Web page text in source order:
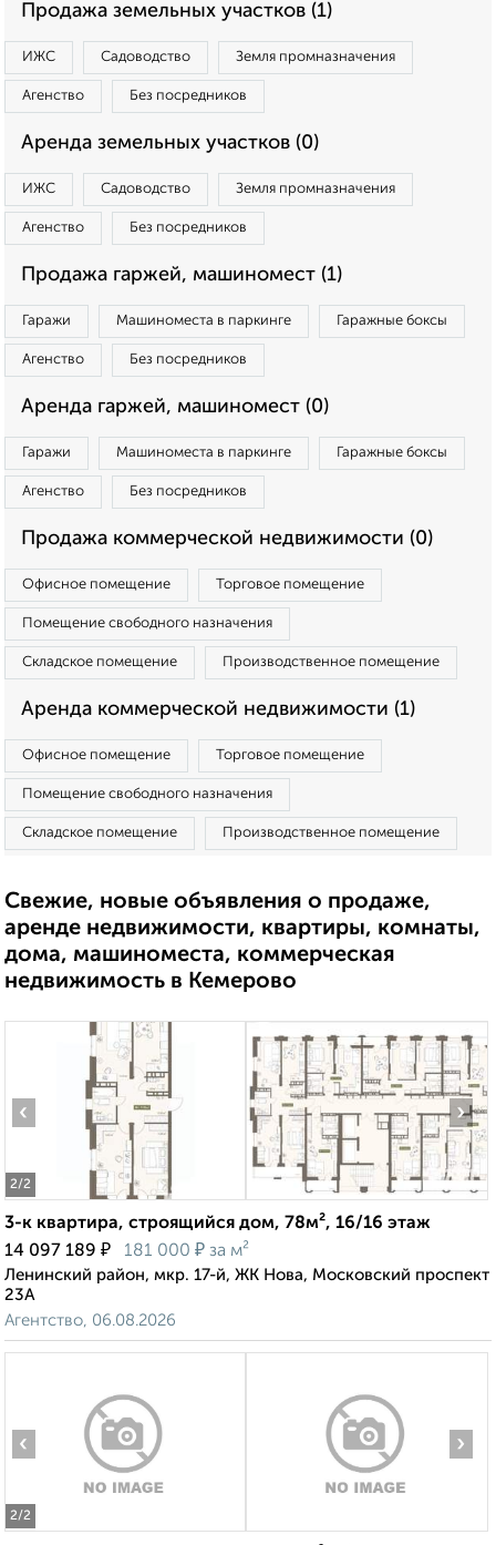
Продажа земельных участков (1)
ИЖС Садоводство Земля промназначения
Агенство Без посредников
Аренда земельных участков (0)
ИЖС Садоводство Земля промназначения
Агенство Без посредников
Продажа гаржей, машиномест (1)
Гаражи Машиноместа в паркинге Гаражные боксы
Агенство Без посредников
Аренда гаржей, машиномест (0)
Гаражи Машиноместа в паркинге Гаражные боксы
Агенство Без посредников
Продажа коммерческой недвижимости (0)
Офисное помещение Торговое помещение
Помещение свободного назначения
Складское помещение Производственное помещение
Аренда коммерческой недвижимости (1)
Офисное помещение Торговое помещение
Помещение свободного назначения
Складское помещение Производственное помещение
Свежие, новые объявления о продаже,
аренде недвижимости, квартиры, комнаты,
дома, машиноместа, коммерческая
недвижимость в Кемерово
2/2
‹ ›
3-к квартира, строящийся дом, 78м², 16/16 этаж
14 097 189 ₽ 181 000 ₽ за м²
Ленинский район, мкр. 17-й, ЖК Нова, Московский проспект
23А
Агентство, 06.08.2026
2/2
‹ ›